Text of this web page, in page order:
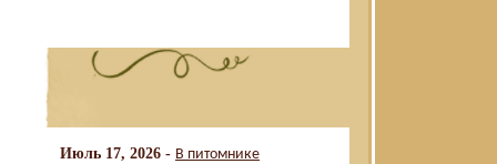
Июль 17, 2026 - В питомнике